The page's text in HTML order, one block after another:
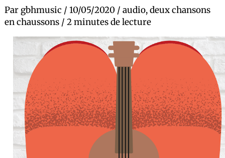
Par gbhmusic /10/05/2020 /audio,deux chansons
en chaussons /2 minutes de lecture